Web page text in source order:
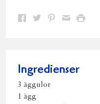
Dela Dela Dela DelaSkriv
Ingredienser
3 äggulor
1 ägg